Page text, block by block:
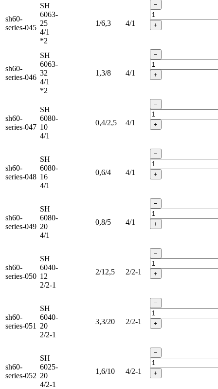
sh60-
series-045
SH
6063-
25
4/1
*2
1/6,3 4/1
−
+
sh60-
series-046
SH
6063-
32
4/1
*2
1,3/8 4/1
−
+
sh60-
series-047
SH
6080-
10
4/1
0,4/2,5 4/1
−
+
sh60-
series-048
SH
6080-
16
4/1
0,6/4 4/1
−
+
sh60-
series-049
SH
6080-
20
4/1
0,8/5 4/1
−
+
sh60-
series-050
SH
6040-
12
2/2-1
2/12,5 2/2-1
−
+
sh60-
series-051
SH
6040-
20
2/2-1
3,3/20 2/2-1
−
+
sh60-
series-052
SH
6025-
20
4/2-1
1,6/10 4/2-1
−
+